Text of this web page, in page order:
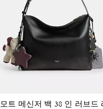
모트 메신저 백 38 인 러브드